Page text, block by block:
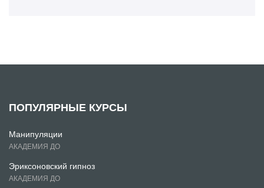
ПОПУЛЯРНЫЕ КУРСЫ
Манипуляции
АКАДЕМИЯ ДО
Эриксоновский гипноз
АКАДЕМИЯ ДО